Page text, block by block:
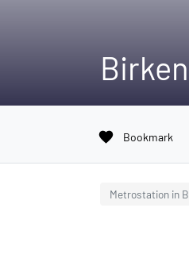
favorite Bookmark
Metrostation in